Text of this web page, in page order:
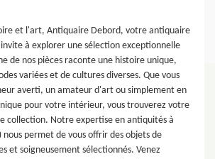
et l'art, Antiquaire Debord, votre antiquaire
à explorer une sélection exceptionnelle
de nos pièces raconte une histoire unique,
variées et de cultures diverses. Que vous
averti, un amateur d'art ou simplement en
pour votre intérieur, vous trouverez votre
collection. Notre expertise en antiquités à
permet de vous offrir des objets de
et soigneusement sélectionnés. Venez